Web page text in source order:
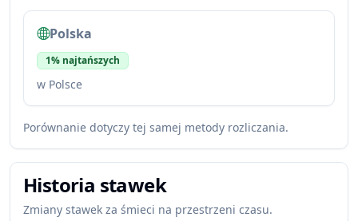
Polska
1% najtańszych
w Polsce
Porównanie dotyczy tej samej metody rozliczania.
Historia stawek
Zmiany stawek za śmieci na przestrzeni czasu.